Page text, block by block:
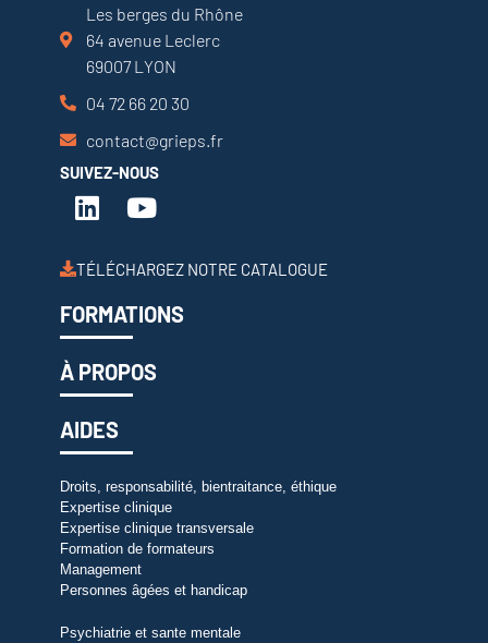
Les berges du Rhône
64 avenue Leclerc
69007 LYON
04 72 66 20 30
contact@grieps.fr
SUIVEZ-NOUS
TÉLÉCHARGEZ NOTRE CATALOGUE
FORMATIONS
À PROPOS
AIDES
Droits, responsabilité, bientraitance, éthique
Expertise clinique
Expertise clinique transversale
Formation de formateurs
Management
Personnes âgées et handicap
Psychiatrie et sante mentale